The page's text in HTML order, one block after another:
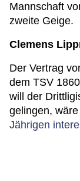
Mannschaft
zweite Geige.
Clemens
Der Vertrag
dem TSV
will der
gelingen, wäre
Jährigen